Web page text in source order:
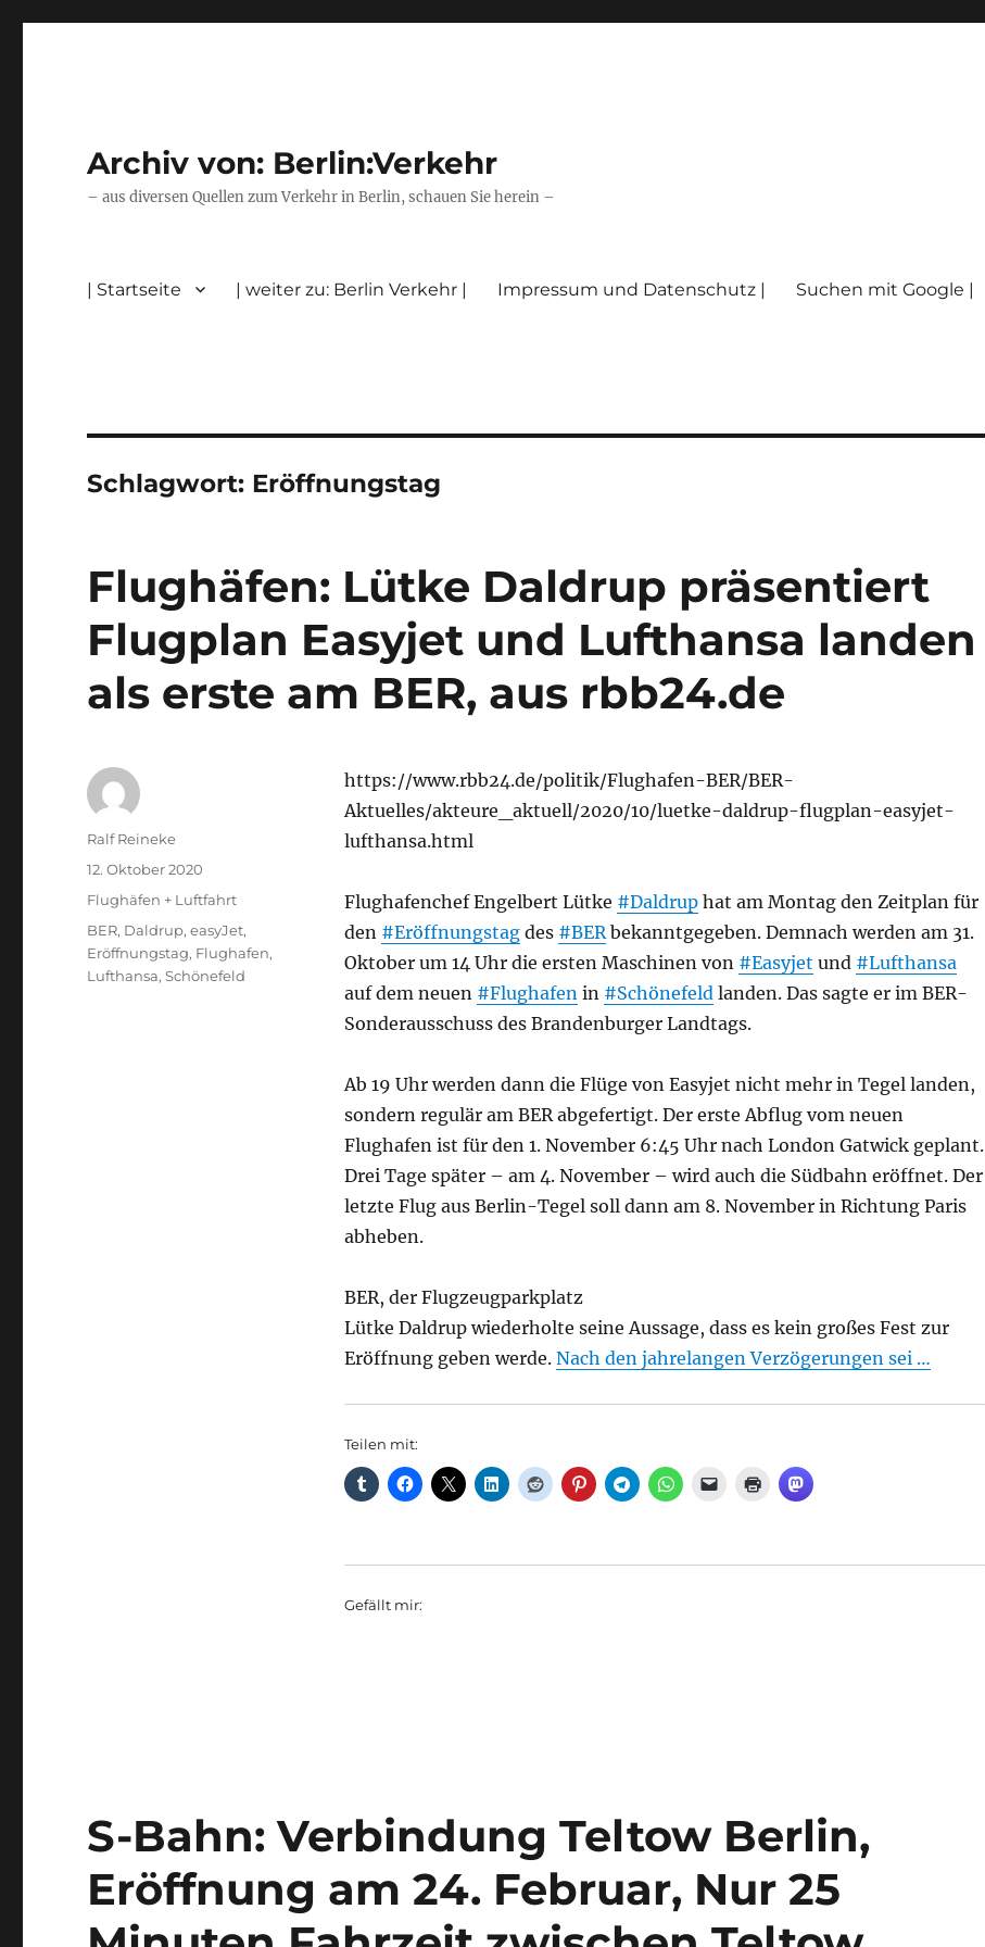
Archiv von: Berlin:Verkehr
– aus diversen Quellen zum Verkehr in Berlin, schauen Sie herein –
| Startseite | weiter zu: Berlin Verkehr | Impressum und Datenschutz | Suchen mit Google |
Schlagwort: Eröffnungstag
Flughäfen: Lütke Daldrup präsentiert
Flugplan Easyjet und Lufthansa landen
als erste am BER, aus rbb24.de
https://www.rbb24.de/politik/Flughafen-BER/BER-
Aktuelles/akteure_aktuell/2020/10/luetke-daldrup-flugplan-easyjet-
lufthansa.html
Flughafenchef Engelbert Lütke #Daldruphat am Montag den Zeitplan für
den #Eröffnungstagdes #BERbekanntgegeben. Demnach werden am 31.
Oktober um 14 Uhr die ersten Maschinen von #Easyjet und #Lufthansa
auf dem neuen #Flughafenin #Schönefeldlanden. Das sagte er im BER-
Sonderausschuss des Brandenburger Landtags.
Ab 19 Uhr werden dann die Flüge von Easyjet nicht mehr in Tegel landen,
sondern regulär am BER abgefertigt. Der erste Abflug vom neuen
Flughafen ist für den 1. November 6:45 Uhr nach London Gatwick geplant.
Drei Tage später – am 4. November – wird auch die Südbahn eröffnet. Der
letzte Flug aus Berlin-Tegel soll dann am 8. November in Richtung Paris
abheben.
BER, der Flugzeugparkplatz
Lütke Daldrup wiederholte seine Aussage, dass es kein großes Fest zur
Eröffnung geben werde. Nach den jahrelangen Verzögerungen sei …
Teilen mit:
Gefällt mir:
Autor
Ralf Reineke
Veröffentlicht
am
12. Oktober 2020
Kategorien
Flughäfen + Luftfahrt
Schlagwörter
BER, Daldrup,easyJet,
Eröffnungstag, Flughafen,
Lufthansa,Schönefeld
S-Bahn: Verbindung Teltow Berlin,
Eröffnung am 24. Februar, Nur 25